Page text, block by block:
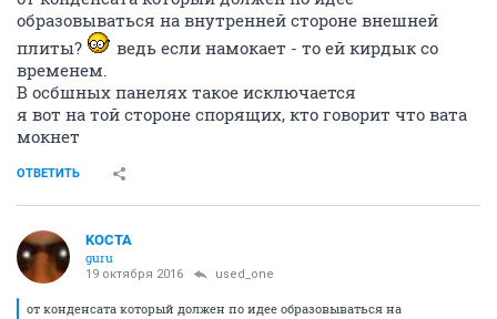
образовываться на внутренней стороне внешней
плиты?
ведь если намокает - то ей кирдык со
временем.
В осбшных панелях такое исключается
я вот на той стороне спорящих, кто говорит что вата
мокнет
ОТВЕТИТЬ
KOCTA
guru
19 октября 2016 used_one
от конденсата который должен по идее образовываться на